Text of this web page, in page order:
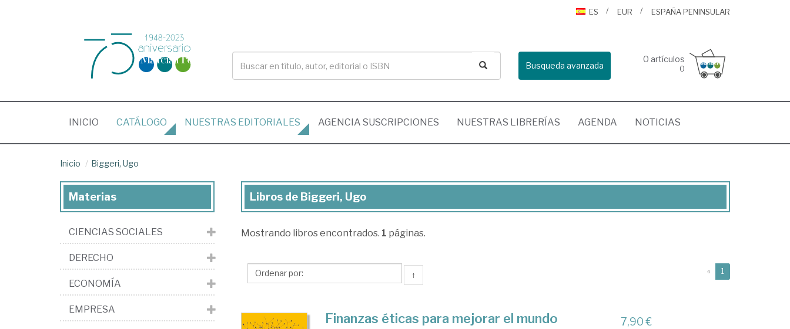
ES
EUR ESPAÑA PENINSULAR
Busqueda avanzada
0 artículos
0
INICIO (CURRENT)
CATÁLOGO NUESTRAS EDITORIALES AGENCIA SUSCRIPCIONES NUESTRAS LIBRERÍAS AGENDA NOTICIAS
Inicio Biggeri, Ugo
Libros
Biggeri,
Libros de Biggeri, Ugo
Mostrando libros encontrados. 1 páginas.
↑ « 1
Finanzas éticas para mejorar el mundo 7,90 €
Materias
CIENCIAS SOCIALES
DERECHO
ECONOMÍA
EMPRESA